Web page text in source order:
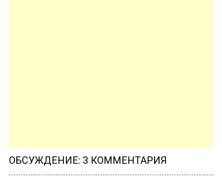
ОБСУЖДЕНИЕ: 3 КОММЕНТАРИЯ